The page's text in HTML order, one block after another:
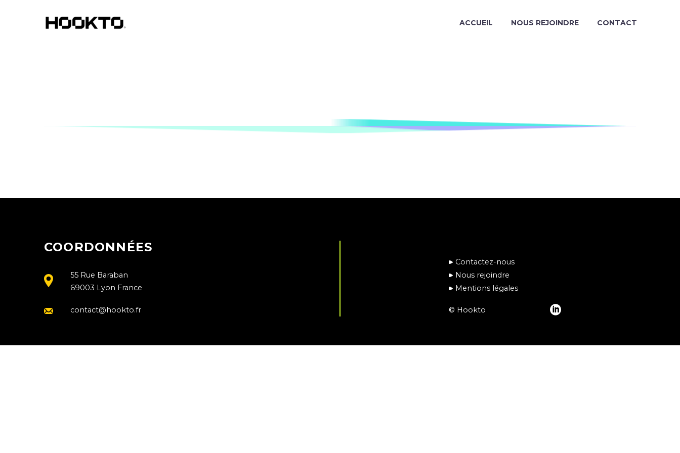
ACCUEIL NOUS REJOINDRE CONTACT
COORDONNÉES
55 Rue Baraban
69003 Lyon France
contact@hookto.fr
Contactez-nous
Nous rejoindre
Mentions légales
© Hookto